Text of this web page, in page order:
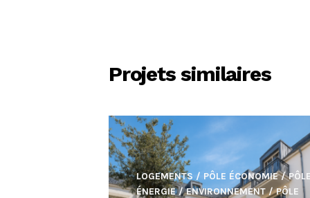
Projets similaires
LOGEMENTS / PÔLE ÉCONOMIE/
ÉNERGIE / ENVIRONNEMENT/PÔLE